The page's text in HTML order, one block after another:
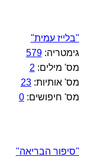
"בלייז עמית"
גימטריה:579
מס' מילים: 2
מס' אותיות:23
מס' חיפושים:0
"סיפור הבריאה"